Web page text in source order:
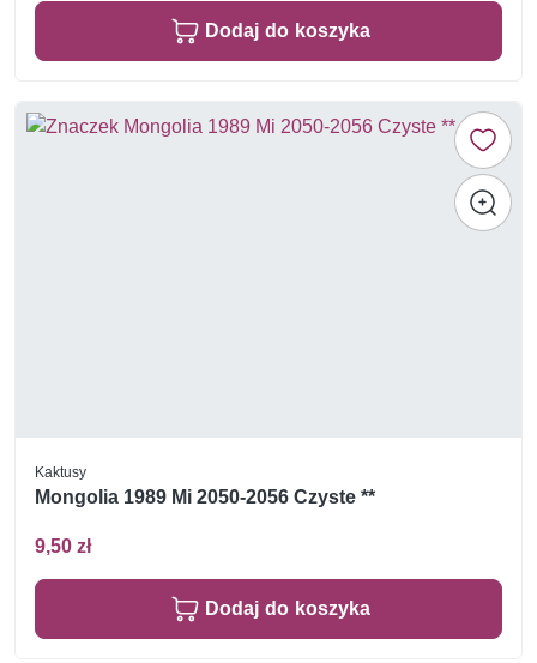
Dodaj do koszyka
Kaktusy
Mongolia 1989 Mi 2050-2056 Czyste **
9,50 zł
Dodaj do koszyka